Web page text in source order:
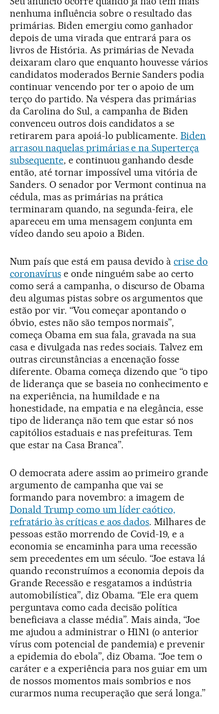
nenhuma influência sobre o resultado das
primárias. Biden emergiu como ganhador
depois de uma virada que entrará para os
livros de História. As primárias de Nevada
deixaram claro que enquanto houvesse vários
candidatos moderados Bernie Sanders podia
continuar vencendo por ter o apoio de um
terço do partido. Na véspera das primárias
da Carolina do Sul, a campanha de Biden
convenceu outros dois candidatos a se
retirarem para apoiá-lo publicamente.Biden
arrasou naquelas primárias e na Superterça
subsequente, e continuou ganhando desde
então, até tornar impossível uma vitória de
Sanders. O senador por Vermont continua na
cédula, mas as primárias na prática
terminaram quando, na segunda-feira, ele
apareceu em uma mensagem conjunta em
vídeo dando seu apoio a Biden.
Num país que está em pausa devido àcrise do
coronavíruse onde ninguém sabe ao certo
como será a campanha, o discurso de Obama
deu algumas pistas sobre os argumentos que
estão por vir. “Vou começar apontando o
óbvio, estes não são tempos normais”,
começa Obama em sua fala, gravada na sua
casa e divulgada nas redes sociais. Talvez em
outras circunstâncias a encenação fosse
diferente. Obama começa dizendo que “o tipo
de liderança que se baseia no conhecimento e
na experiência, na humildade e na
honestidade, na empatia e na elegância, esse
tipo de liderança não tem que estar só nos
capitólios estaduais e nas prefeituras. Tem
que estar na Casa Branca”.
O democrata adere assim ao primeiro grande
argumento de campanha que vai se
formando para novembro: a imagem de
Donald Trump como um líder caótico,
refratário às críticas e aos dados. Milhares de
pessoas estão morrendo de Covid-19, e a
economia se encaminha para uma recessão
sem precedentes em um século. “Joe estava lá
quando reconstruímos a economia depois da
Grande Recessão e resgatamos a indústria
automobilística”, diz Obama. “Ele era quem
perguntava como cada decisão política
beneficiava a classe média”. Mais ainda, “Joe
me ajudou a administrar o H1N1 (o anterior
vírus com potencial de pandemia) e prevenir
a epidemia do ebola”, diz Obama. “Joe tem o
caráter e a experiência para nos guiar em um
de nossos momentos mais sombrios e nos
curarmos numa recuperação que será longa.”